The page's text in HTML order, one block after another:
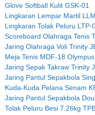
Glove Softball Kulit GSK-01
Lingkaran Lempar Martil
Lingkaran Tolak Peluru LTP-
Scoreboard Olahraga Tenis
Jaring Olahraga Voli Trinity
Meja Tenis MDF-18 Olympus
Jaring Sepak Takraw Trinity
Jaring Pantul Sepakbola
Kuda-Kuda Pelana Senam
Jaring Pantul Sepakbola
Tolak Peluru Besi 7.26kg